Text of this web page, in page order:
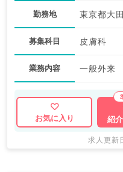
勤務地 東京都大
募集科目 皮膚科
業務内容 一般外来
お気に入り
紹
求人更